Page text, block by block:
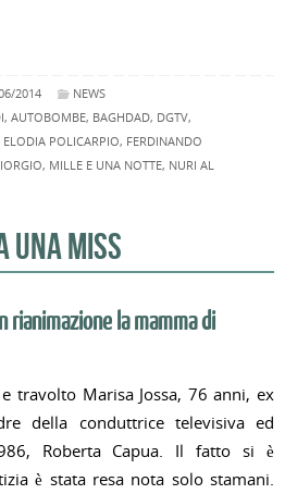
2014
NEWS
, AUTOBOMBE, BAGHDAD, DGTV,
ELODIA POLICARPIO, FERDINANDO
, MILLE E UNA NOTTE, NURI AL
UNA MISS
rianimazione la mamma di
travolto Marisa Jossa, 76 anni, ex
della conduttrice televisiva ed
Roberta Capua. Il fatto si è
è stata resa nota solo stamani.